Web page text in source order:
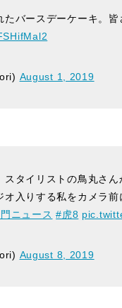
バースデーケーキ。皆
August 1, 2019
タイリストの鳥丸さ
入りする私をカメラ前
ニュース #虎8
August 8, 2019